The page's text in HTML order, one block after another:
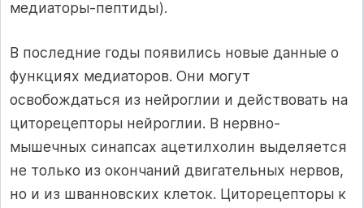
медиаторы-пептиды).
В последние годы появились новые данные о
функциях медиаторов. Они могут
освобождаться из нейроглии и действовать на
циторецепторы нейроглии. В нервно-
мышечных синапсах ацетилхолин выделяется
не только из окончаний двигательных нервов,
но и из шванновских клеток. Циторецепторы к